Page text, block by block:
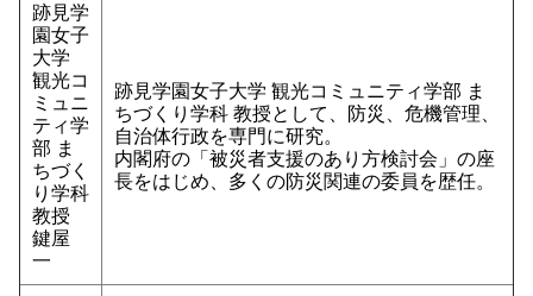
跡見学
園女子
大学
観光コ
ミュニ
ティ学
部 ま
ちづく
り学科
教授
鍵屋
一
跡見学園女子大学 観光コミュニティ学部 ま
ちづくり学科 教授として、防災、危機管理、
自治体行政を専門に研究。
内閣府の「被災者支援のあり方検討会」の座
長をはじめ、多くの防災関連の委員を歴任。